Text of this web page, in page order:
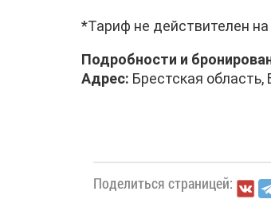
*Тариф не действителен
Подробности и
Адрес: Брестская
Поделиться страницей: